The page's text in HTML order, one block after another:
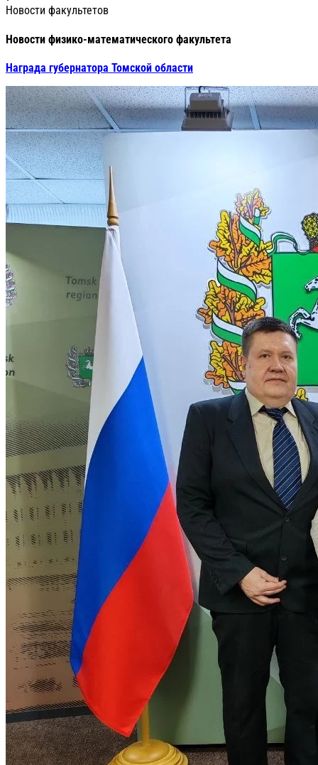
Новости факультетов
Новости физико-математического факультета
Награда губернатора Томской области